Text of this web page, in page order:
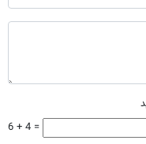
6 + 4 =